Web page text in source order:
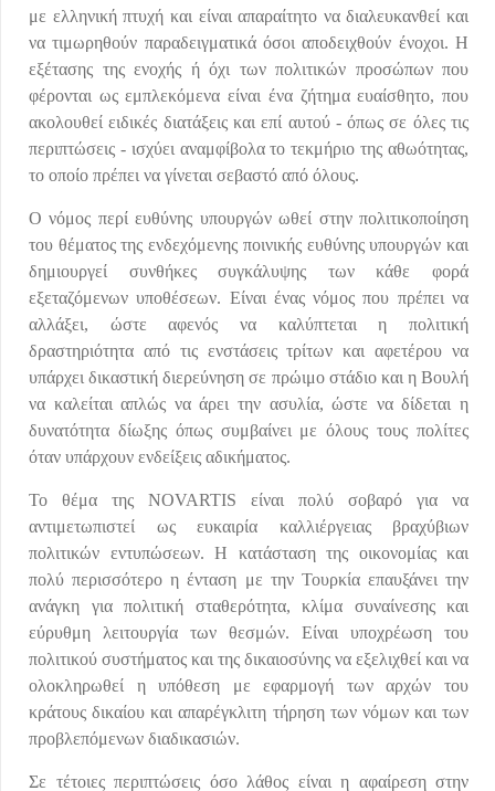
με ελληνική πτυχή και είναι απαραίτητο να διαλευκανθεί και
να τιμωρηθούν παραδειγματικά όσοι αποδειχθούν ένοχοι. Η
εξέτασης της ενοχής ή όχι των πολιτικών προσώπων που
φέρονται ως εμπλεκόμενα είναι ένα ζήτημα ευαίσθητο, που
ακολουθεί ειδικές διατάξεις και επί αυτού - όπως σε όλες τις
περιπτώσεις - ισχύει αναμφίβολα το τεκμήριο της αθωότητας,
το οποίο πρέπει να γίνεται σεβαστό από όλους.
Ο νόμος περί ευθύνης υπουργών ωθεί στην πολιτικοποίηση
του θέματος της ενδεχόμενης ποινικής ευθύνης υπουργών και
δημιουργεί συνθήκες συγκάλυψης των κάθε φορά
εξεταζόμενων υποθέσεων. Είναι ένας νόμος που πρέπει να
αλλάξει, ώστε αφενός να καλύπτεται η πολιτική
δραστηριότητα από τις ενστάσεις τρίτων και αφετέρου να
υπάρχει δικαστική διερεύνηση σε πρώιμο στάδιο και η Βουλή
να καλείται απλώς να άρει την ασυλία, ώστε να δίδεται η
δυνατότητα δίωξης όπως συμβαίνει με όλους τους πολίτες
όταν υπάρχουν ενδείξεις αδικήματος.
Το θέμα της NOVARTIS είναι πολύ σοβαρό για να
αντιμετωπιστεί ως ευκαιρία καλλιέργειας βραχύβιων
πολιτικών εντυπώσεων. Η κατάσταση της οικονομίας και
πολύ περισσότερο η ένταση με την Τουρκία επαυξάνει την
ανάγκη για πολιτική σταθερότητα, κλίμα συναίνεσης και
εύρυθμη λειτουργία των θεσμών. Είναι υποχρέωση του
πολιτικού συστήματος και της δικαιοσύνης να εξελιχθεί και να
ολοκληρωθεί η υπόθεση με εφαρμογή των αρχών του
κράτους δικαίου και απαρέγκλιτη τήρηση των νόμων και των
προβλεπόμενων διαδικασιών.
Σε τέτοιες περιπτώσεις όσο λάθος είναι η αφαίρεση στην